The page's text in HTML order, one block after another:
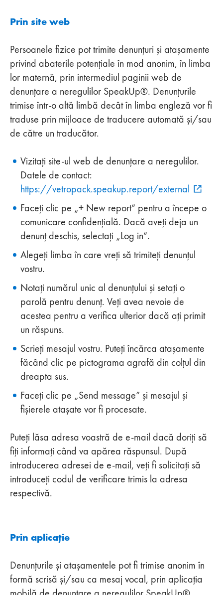
Prin site web
Persoanele fizice pot trimite denunțuri și atașamente
privind abaterile potențiale în mod anonim, în limba
lor maternă, prin intermediul paginii web de
denunțare a neregulilor SpeakUp®. Denunțurile
trimise într-o altă limbă decât în limba engleză vor fi
traduse prin mijloace de traducere automată și/sau
de către un traducător.
Vizitați site-ul web de denunțare a neregulilor.
Datele de contact:
https://vetropack.speakup.report/external
Faceți clic pe „+ New report” pentru a începe o
comunicare confidențială. Dacă aveți deja un
denunț deschis, selectați „Log in”.
Alegeți limba în care vreți să trimiteți denunțul
vostru.
Notați numărul unic al denunțului și setați o
parolă pentru denunț. Veți avea nevoie de
acestea pentru a verifica ulterior dacă ați primit
un răspuns.
Scrieți mesajul vostru. Puteți încărca atașamente
făcând clic pe pictograma agrafă din colțul din
dreapta sus.
Faceți clic pe „Send message” și mesajul și
fișierele atașate vor fi procesate.
Puteți lăsa adresa voastră de e-mail dacă doriți să
fiți informați când va apărea răspunsul. După
introducerea adresei de e-mail, veți fi solicitați să
introduceți codul de verificare trimis la adresa
respectivă.
Prin aplicație
Denunțurile și atașamentele pot fi trimise anonim în
formă scrisă și/sau ca mesaj vocal, prin aplicația